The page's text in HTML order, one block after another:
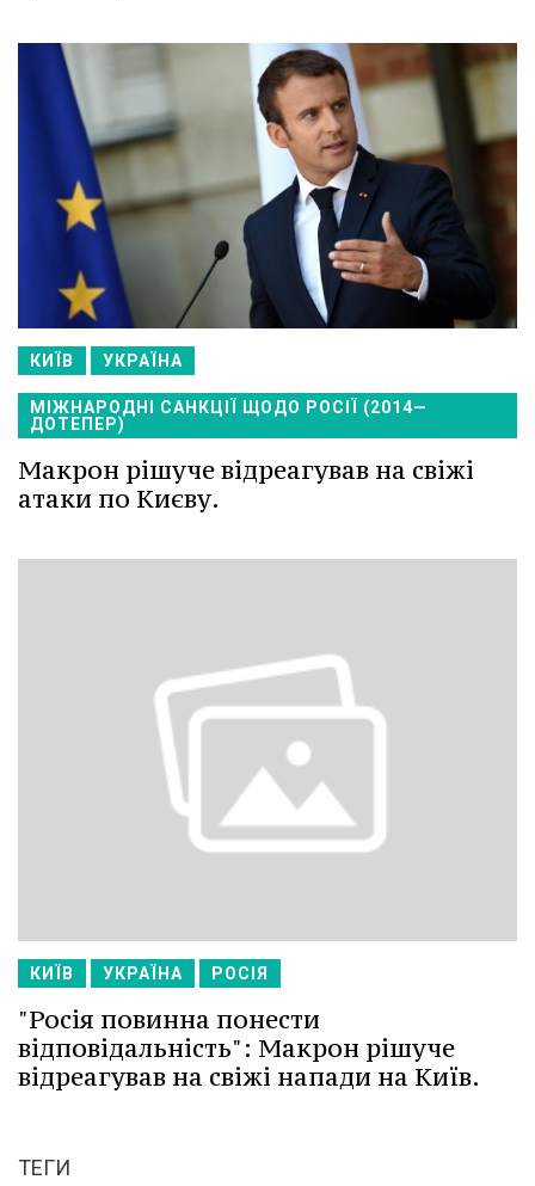
КИЇВ УКРАЇНА
МІЖНАРОДНІ САНКЦІЇ ЩОДО РОСІЇ (2014—
ДОТЕПЕР)
Макрон рішуче відреагував на свіжі
атаки по Києву.
КИЇВ УКРАЇНА РОСІЯ
"Росія повинна понести
відповідальність": Макрон рішуче
відреагував на свіжі напади на Київ.
ТЕГИ